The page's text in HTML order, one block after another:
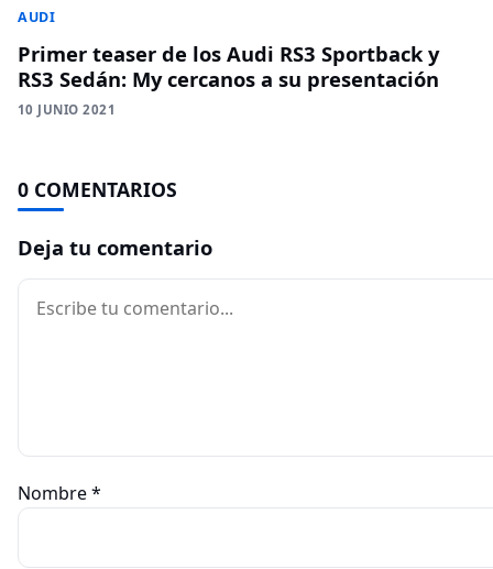
AUDI
Primer teaser de los Audi RS3 Sportback y
RS3 Sedán: My cercanos a su presentación
10 JUNIO 2021
0 COMENTARIOS
Deja tu comentario
Comentario
Nombre*